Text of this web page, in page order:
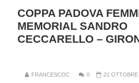
COPPA PADOVA
MEMORIAL SANDRO
CECCARELLO –
FRANCESCOC 0
21 OTTOBRE